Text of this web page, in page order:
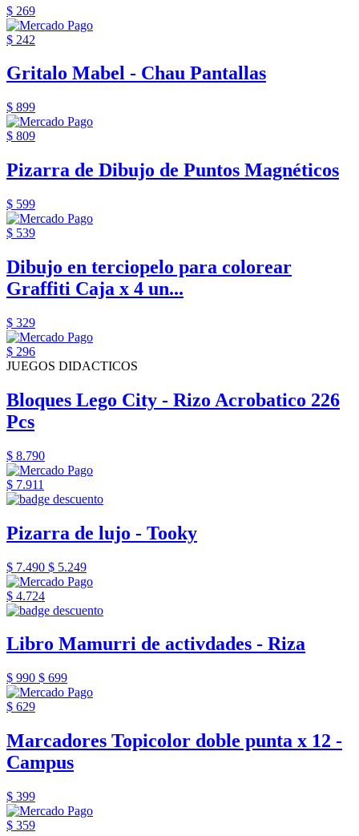
$ 269
$ 242
Gritalo Mabel - Chau Pantallas
$ 899
$ 809
Pizarra de Dibujo de Puntos Magnéticos
$ 599
$ 539
Dibujo en terciopelo para colorear
Graffiti Caja x 4 un...
$ 329
$ 296
JUEGOS DIDACTICOS
Bloques Lego City - Rizo Acrobatico 226
Pcs
$ 8.790
$ 7.911
Pizarra de lujo - Tooky
$ 7.490 $ 5.249
$ 4.724
Libro Mamurri de activdades - Riza
$ 990 $ 699
$ 629
Marcadores Topicolor doble punta x 12 -
Campus
$ 399
$ 359